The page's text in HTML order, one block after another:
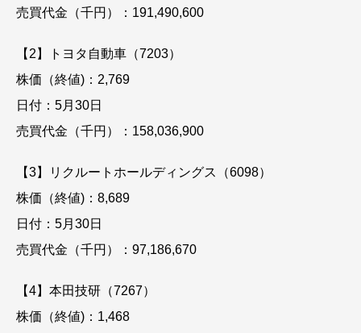
売買代金（千円）：191,490,600
【2】トヨタ自動車（7203）
株価（終値)：2,769
日付：5月30日
売買代金（千円）：158,036,900
【3】リクルートホールディングス（6098）
株価（終値)：8,689
日付：5月30日
売買代金（千円）：97,186,670
【4】本田技研（7267）
株価（終値)：1,468